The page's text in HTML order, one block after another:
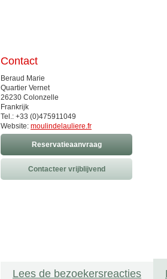
Contact
Beraud Marie
Quartier Vernet
26230 Colonzelle
Frankrijk
Tel.: +33 (0)475911049
Website: moulindelauliere.fr
Reservatieaanvraag
Contacteer vrijblijvend
Lees de bezoekersreacties